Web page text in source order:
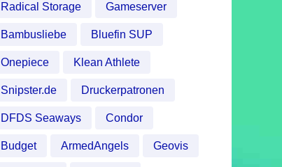
Radical Storage Gameserver
Bambusliebe Bluefin SUP
Onepiece Klean Athlete
Snipster.de Druckerpatronen
DFDS Seaways Condor
Budget ArmedAngels Geovis